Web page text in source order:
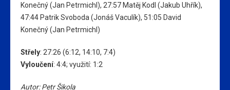
Konečný (Jan Petrmichl), 27:57 Matěj Kodl (Jakub Uhřík),
47:44 Patrik Svoboda (Jonáš Vaculík), 51:05 David
Konečný (Jan Petrmichl)
Střely: 27:26 (6:12, 14:10, 7:4)
Vyloučení: 4:4; využití: 1:2
Autor: Petr Šikola